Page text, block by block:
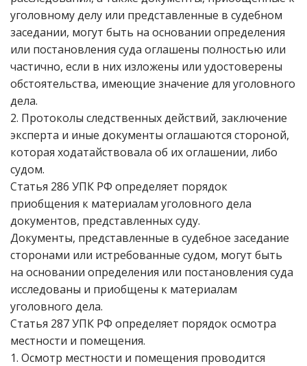
уголовному делу или представленные в судебном
заседании, могут быть на основании определения
или постановления суда оглашены полностью или
частично, если в них изложены или удостоверены
обстоятельства, имеющие значение для уголовного
дела.
2. Протоколы следственных действий, заключение
эксперта и иные документы оглашаются стороной,
которая ходатайствовала об их оглашении, либо
судом.
Статья 286 УПК РФ определяет порядок
приобщения к материалам уголовного дела
документов, представленных суду.
Документы, представленные в судебное заседание
сторонами или истребованные судом, могут быть
на основании определения или постановления суда
исследованы и приобщены к материалам
уголовного дела.
Статья 287 УПК РФ определяет порядок осмотра
местности и помещения.
1. Осмотр местности и помещения проводится